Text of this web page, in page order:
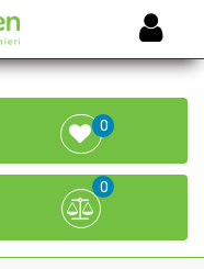
0
0